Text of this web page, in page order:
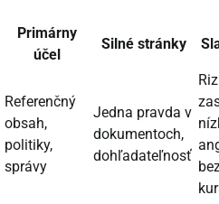
Primárny
účel
Silné stránky
Referenčný
obsah,
politiky,
správy
Jedna pravda v
dokumentoch,
dohľadateľnosť